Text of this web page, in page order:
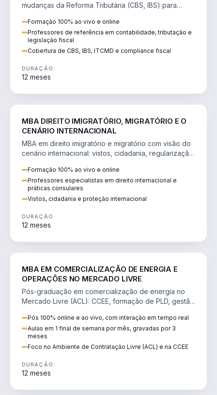
mudanças da Reforma Tributária (CBS, IBS) para
Formação 100% ao vivo e online
Professores de referência em contabilidade, tributação e
legislação fiscal
Cobertura de CBS, IBS, ITCMD e compliance fiscal
DURAÇÃO
12 meses
MBA DIREITO IMIGRATÓRIO, MIGRATÓRIO E O
CENÁRIO INTERNACIONAL
MBA em direito imigratório e migratório com visão do
cenário internacional: vistos, cidadania, regularização
Formação 100% ao vivo e online
Professores especialistas em direito internacional e
práticas consulares
Vistos, cidadania e proteção internacional
DURAÇÃO
12 meses
MBA EM COMERCIALIZAÇÃO DE ENERGIA E
OPERAÇÕES NO MERCADO LIVRE
Pós-graduação em comercialização de energia no
Mercado Livre (ACL): CCEE, formação de PLD, gestão
Pós 100% online e ao vivo, com interação em tempo real
Aulas em 1 final de semana por mês, gravadas por 3
meses
Foco no Ambiente de Contratação Livre (ACL) e na CCEE
DURAÇÃO
12 meses